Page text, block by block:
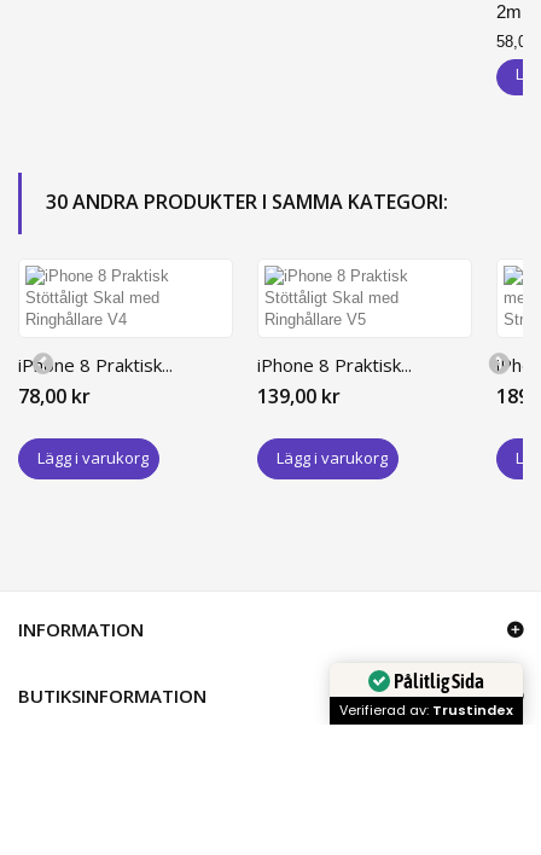
2m
58,00
30 ANDRA PRODUKTER I SAMMA KATEGORI:
iPhone 8 Praktisk...
78,00 kr
Lägg i varukorg
iPhone 8 Praktisk...
139,00 kr
Lägg i varukorg
INFORMATION
BUTIKSINFORMATION
Pålitlig Sida
Verifierad av: Trustindex